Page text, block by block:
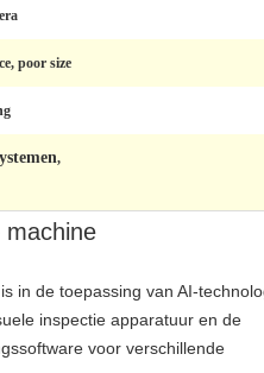
poor size
,
in de toepassing van AI-
inspectie apparatuur en de
voor verschillende